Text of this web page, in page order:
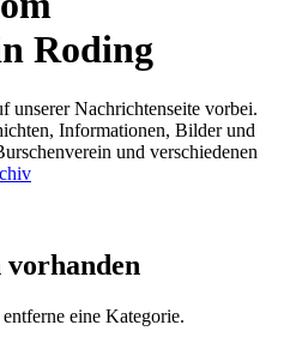
Roding
unserer Nachrichtenseite vorbei.
Informationen, Bilder und
und verschiedenen
eine Kategorie.